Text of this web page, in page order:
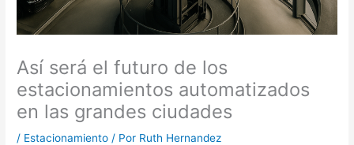
Así será el futuro de los
estacionamientos automatizados
en las grandes ciudades
/ Estacionamiento / Por Ruth Hernandez